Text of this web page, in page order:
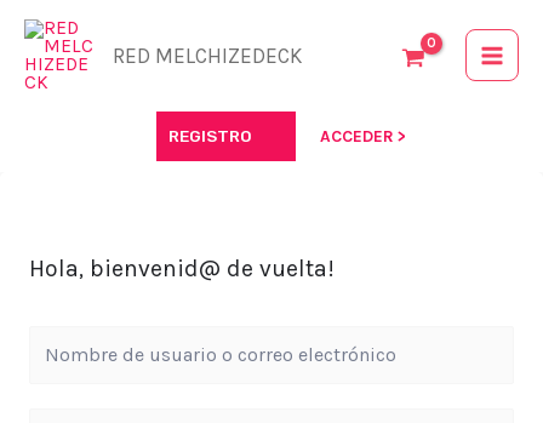
contenido
RED MELCHIZEDECK
REGISTRO ACCEDER >
Hola, bienvenid@ de vuelta!